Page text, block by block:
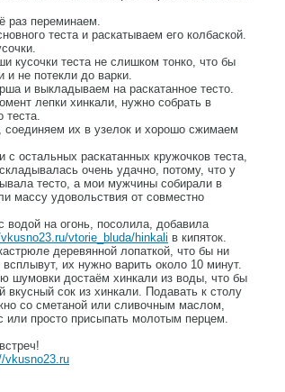
раз переминаем.
теста и раскатываем его колбаской.
кусочки теста не слишком тонко, что бы
и не потекли до варки.
и выкладываем на раскатанное тесто.
лепки хинкали, нужно собрать в
теста.
соединяем их в узелок и хорошо сжимаем
остальных раскатанных кружочков теста,
очень удачно, потому, что у
тесто, а мои мужчины собирали в
массу удовольствия от совместно
водой на огонь, посолила, добавила
vtorie_bluda/hinkali в кипяток.
деревянной лопаткой, что бы ни
их нужно варить около 10 минут.
шумовки достаём хинкали из воды, что бы
вкусный сок из хинкали. Подавать к столу
со сметаной или сливочным маслом,
или просто присыпать молотым перцем.
vkusno23.ru